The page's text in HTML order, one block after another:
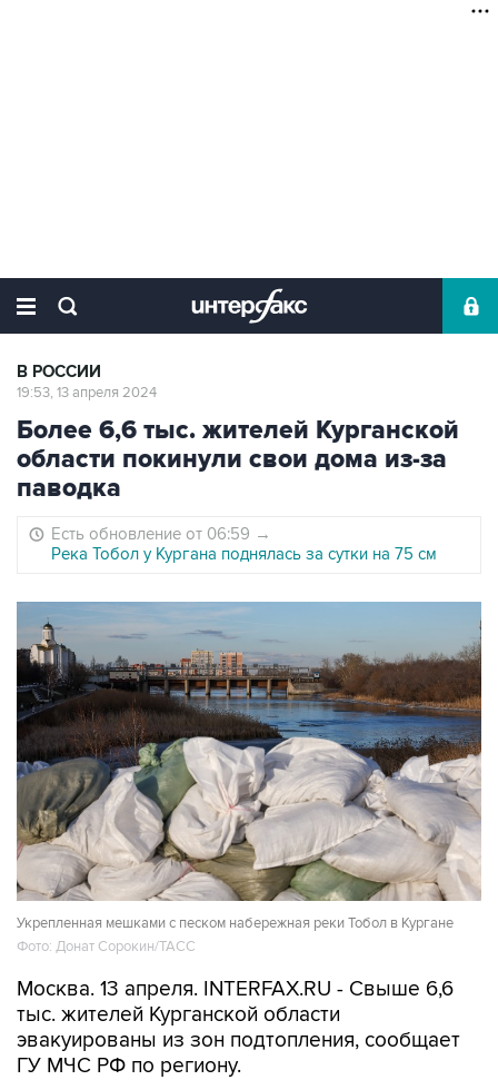
В РОССИИ
19:53, 13 апреля 2024
Более 6,6 тыс. жителей Курганской
области покинули свои дома из-за
паводка
Есть обновление от 06:59 →
Река Тобол у Кургана поднялась за сутки на 75 см
Укрепленная мешками с песком набережная реки Тобол в Кургане
Фото: Донат Сорокин/ТАСС
Москва. 13 апреля. INTERFAX.RU - Свыше 6,6
тыс. жителей Курганской области
эвакуированы из зон подтопления, сообщает
ГУ МЧС РФ по региону.